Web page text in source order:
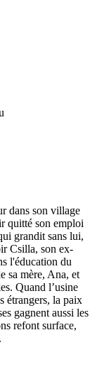
dans son village
quitté son emploi
grandit sans lui,
Csilla, son ex-
l'éducation du
sa mère, Ana, et
Quand l’usine
étrangers, la paix
gagnent aussi les
refont surface,